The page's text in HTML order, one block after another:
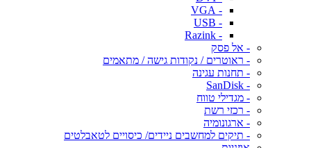
- VGA
- USB
- Razink
- אל פסק
- ראוטרים / נקודות גישה / מתאמים
- תחנות עגינה
- SanDisk
- מגדילי טווח
- רכזי רשת
- ארגונומיה
- תיקים למחשבים ניידים/ כיסויים לטאבלטים